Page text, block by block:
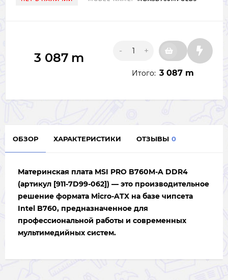
3 087 m - +
Итого: 3 087 m
ОБЗОР ХАРАКТЕРИСТИКИ ОТЗЫВЫ 0
Материнская плата MSI PRO B760M-A DDR4
(артикул [911-7D99-062]) — это производительное
решение формата Micro-ATX на базе чипсета
Intel B760, предназначенное для
профессиональной работы и современных
мультимедийных систем.